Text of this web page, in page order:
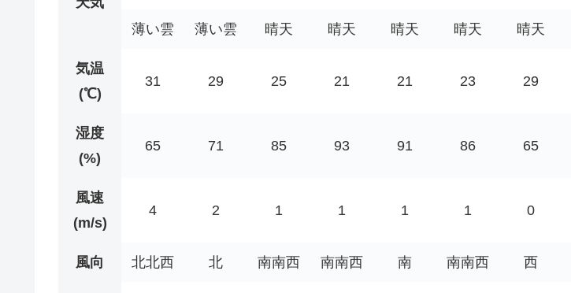
薄い雲
薄い雲 晴天 晴天 晴天 晴天 晴天
気温
(℃)
31 29 25 21 21 23 29
湿度
(%)
65 71 85 93 91 86 65
風速
(m/s)
4 2 1 1 1 1 0
風向 北北西 北 南南西 南南西 南 南南西 西